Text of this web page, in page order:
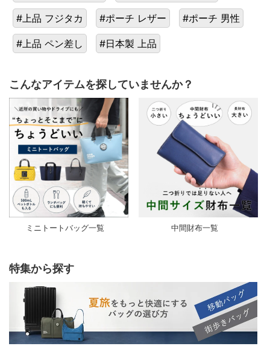
#上品 フジタカ #ポーチ レザー #ポーチ 男性
#上品 ペン差し #日本製 上品
こんなアイテムを探していませんか？
ミニトートバッグ一覧 中間財布一覧
特集から探す